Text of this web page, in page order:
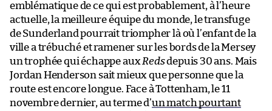
emblématique de ce qui est probablement, à l’heure
actuelle, la meilleure équipe du monde, le transfuge
de Sunderland pourrait triompher là où l’enfant de la
ville a trébuché et ramener sur les bords de la Mersey
un trophée qui échappe aux Redsdepuis 30 ans. Mais
Jordan Henderson sait mieux que personne que la
route est encore longue. Face à Tottenham, le 11
novembre dernier, au terme d’un match pourtant